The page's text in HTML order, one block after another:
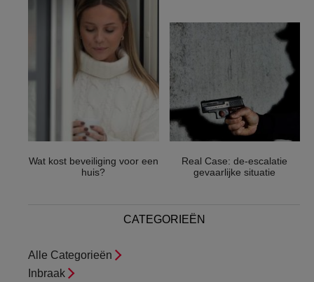
Wat kost beveiliging voor een
huis?
Real Case: de-escalatie
gevaarlijke situatie
CATEGORIEËN
Alle Categorieën
Inbraak